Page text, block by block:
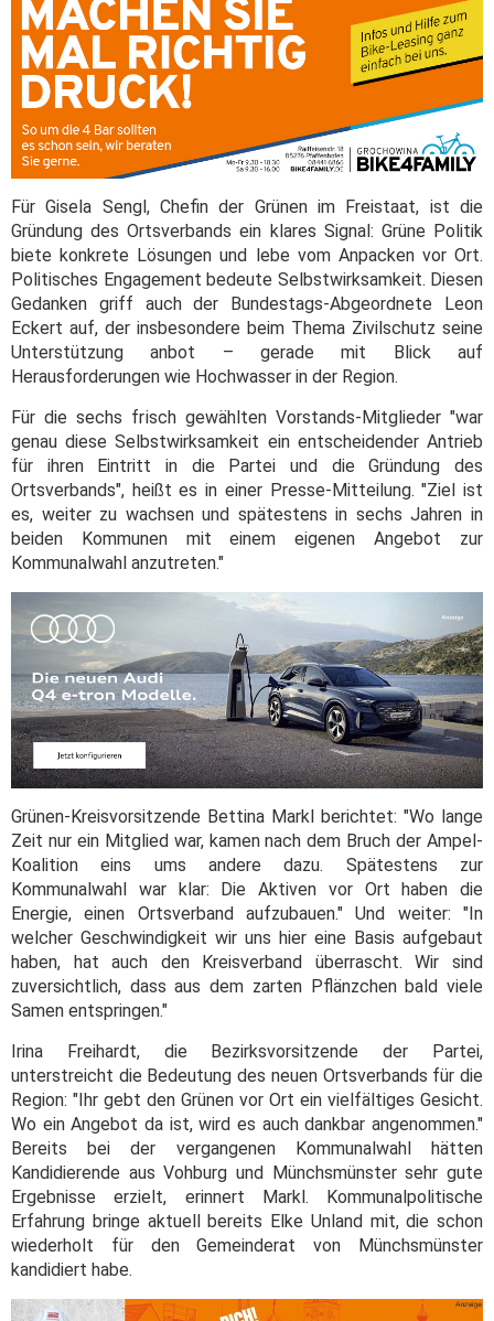
Für Gisela Sengl, Chefin der Grünen im Freistaat, ist die
Gründung des Ortsverbands ein klares Signal: Grüne Politik
biete konkrete Lösungen und lebe vom Anpacken vor Ort.
Politisches Engagement bedeute Selbstwirksamkeit. Diesen
Gedanken griff auch der Bundestags-Abgeordnete Leon
Eckert auf, der insbesondere beim Thema Zivilschutz seine
Unterstützung anbot – gerade mit Blick auf
Herausforderungen wie Hochwasser in der Region.
Für die sechs frisch gewählten Vorstands-Mitglieder "war
genau diese Selbstwirksamkeit ein entscheidender Antrieb
für ihren Eintritt in die Partei und die Gründung des
Ortsverbands", heißt es in einer Presse-Mitteilung. "Ziel ist
es, weiter zu wachsen und spätestens in sechs Jahren in
beiden Kommunen mit einem eigenen Angebot zur
Kommunalwahl anzutreten."
Grünen-Kreisvorsitzende Bettina Markl berichtet: "Wo lange
Zeit nur ein Mitglied war, kamen nach dem Bruch der Ampel-
Koalition eins ums andere dazu. Spätestens zur
Kommunalwahl war klar: Die Aktiven vor Ort haben die
Energie, einen Ortsverband aufzubauen." Und weiter: "In
welcher Geschwindigkeit wir uns hier eine Basis aufgebaut
haben, hat auch den Kreisverband überrascht. Wir sind
zuversichtlich, dass aus dem zarten Pflänzchen bald viele
Samen entspringen."
Irina Freihardt, die Bezirksvorsitzende der Partei,
unterstreicht die Bedeutung des neuen Ortsverbands für die
Region: "Ihr gebt den Grünen vor Ort ein vielfältiges Gesicht.
Wo ein Angebot da ist, wird es auch dankbar angenommen."
Bereits bei der vergangenen Kommunalwahl hätten
Kandidierende aus Vohburg und Münchsmünster sehr gute
Ergebnisse erzielt, erinnert Markl. Kommunalpolitische
Erfahrung bringe aktuell bereits Elke Unland mit, die schon
wiederholt für den Gemeinderat von Münchsmünster
kandidiert habe.